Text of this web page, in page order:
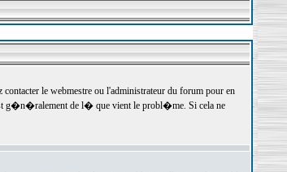
le webmestre ou l'administrateur du forum pour en
g�n�ralement de l� que vient le probl�me. Si cela ne